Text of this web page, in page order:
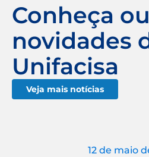
Conheça
novidades
Unifacisa
Veja mais notícias
12 de maio